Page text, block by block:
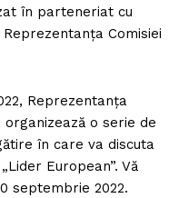
în parteneriat cu
Comisiei
Reprezentanța
organizează o serie de
în care va discuta
European”. Vă
septembrie 2022.